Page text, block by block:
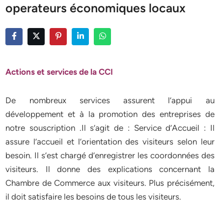
operateurs économiques locaux
Actions et services de la CCI
De nombreux services assurent l’appui au
développement et à la promotion des entreprises de
notre souscription .Il s’agit de : Service d’Accueil : Il
assure l’accueil et l’orientation des visiteurs selon leur
besoin. Il s’est chargé d’enregistrer les coordonnées des
visiteurs. Il donne des explications concernant la
Chambre de Commerce aux visiteurs. Plus précisément,
il doit satisfaire les besoins de tous les visiteurs.